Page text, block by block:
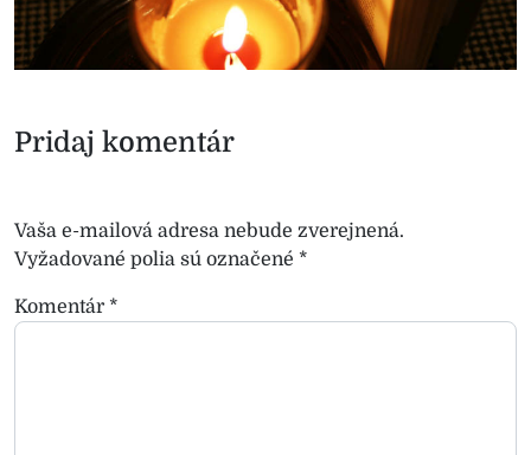
Pridaj komentár
Vaša e-mailová adresa nebude zverejnená.
Vyžadované polia sú označené *
Komentár *